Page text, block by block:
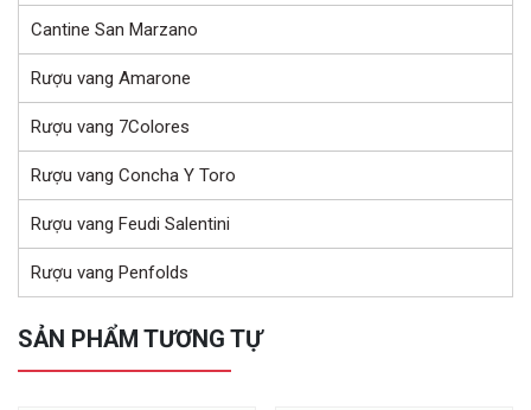
Cantine San Marzano
Rượu vang Amarone
Rượu vang 7Colores
Rượu vang Concha Y Toro
Rượu vang Feudi Salentini
Rượu vang Penfolds
SẢN PHẨM TƯƠNG TỰ